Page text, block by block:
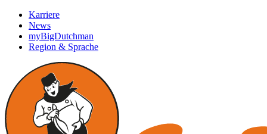
Karriere
News
myBigDutchman
Region & Sprache